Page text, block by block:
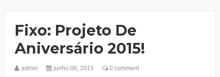
Fixo: Projeto De
Aniversário 2015!
admin junho 06, 2015 0 comment